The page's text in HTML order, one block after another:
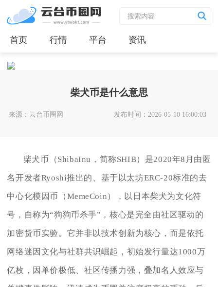
首页 行情 平台 资讯
柴犬币是什么意思
来源：云台币圈网 发布时间：2026-05-10 16:00:03
柴犬币（ShibaInu，简称SHIB）是2020年8月由匿
名开发者Ryoshi推出的、基于以太坊ERC-20标准的去
中心化模因币（MemeCoin），以日本柴犬为文化符
号，自称为“狗狗币杀手”，核心是完全由社区驱动的
加密货币实验。它并非以技术创新为核心，而是依托
网络迷因文化与社群共识崛起，初始发行量达1000万
亿枚，因单价极低、社区传播力强，叠加名人效应与